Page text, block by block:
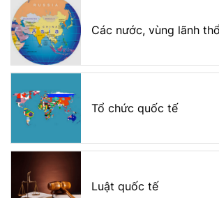
Các nước, vùng lãnh thổ
Tổ chức quốc tế
Luật quốc tế